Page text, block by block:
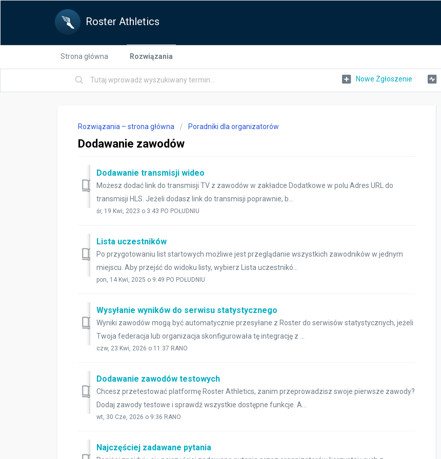
Roster Athletics
Strona główna Rozwiązania
Nowe Zgłoszenie
Rozwiązania – strona główna Poradniki dla organizatorów
Dodawanie zawodów
Dodawanie transmisji wideo
Możesz dodać link do transmisji TV z zawodów w zakładce Dodatkowe w polu Adres URL do
transmisji HLS. Jeżeli dodasz link do transmisji poprawnie, b...
śr, 19 Kwi, 2023 o 3:43 PO POŁUDNIU
Lista uczestników
Po przygotowaniu list startowych możliwe jest przeglądanie wszystkich zawodników w jednym
miejscu. Aby przejść do widoku listy, wybierz Lista uczestnikó...
pon, 14 Kwi, 2025 o 9:49 PO POŁUDNIU
Wysyłanie wyników do serwisu statystycznego
Wyniki zawodów mogą być automatycznie przesyłane z Roster do serwisów statystycznych, jeżeli
Twoja federacja lub organizacja skonfigurowała tę integrację z ...
czw, 23 Kwi, 2026 o 11:37 RANO
Dodawanie zawodów testowych
Chcesz przetestować platformę Roster Athletics, zanim przeprowadzisz swoje pierwsze zawody?
Dodaj zawody testowe i sprawdź wszystkie dostępne funkcje. A...
wt, 30 Cze, 2026 o 9:36 RANO
Najczęściej zadawane pytania